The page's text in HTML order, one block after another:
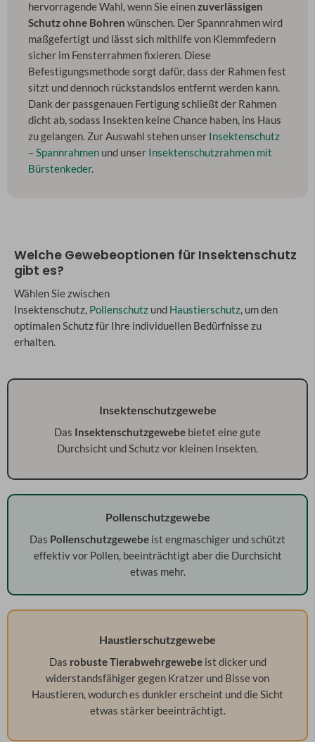
hervorragende Wahl, wenn Sie einenzuverlässigen
Schutz ohne Bohren wünschen. Der Spannrahmen wird
maßgefertigt und lässt sich mithilfe von Klemmfedern
sicher im Fensterrahmen fixieren. Diese
Befestigungsmethode sorgt dafür, dass der Rahmen fest
sitzt und dennoch rückstandslos entfernt werden kann.
Dank der passgenauen Fertigung schließt der Rahmen
dicht ab, sodass Insekten keine Chance haben, ins Haus
zu gelangen. Zur Auswahl stehen unser Insektenschutz
– Spannrahmen und unser Insektenschutzrahmen mit
Bürstenkeder.
Welche Gewebeoptionen für Insektenschutz
gibt es?
Wählen Sie zwischen
Insektenschutz, Pollenschutz und Haustierschutz, um den
optimalen Schutz für Ihre individuellen Bedürfnisse zu
erhalten.
Insektenschutzgewebe
Das Insektenschutzgewebe bietet eine gute
Durchsicht und Schutz vor kleinen Insekten.
Pollenschutzgewebe
Das Pollenschutzgewebe ist engmaschiger und schützt
effektiv vor Pollen, beeinträchtigt aber die Durchsicht
etwas mehr.
Haustierschutzgewebe
Das robuste Tierabwehrgewebe ist dicker und
widerstandsfähiger gegen Kratzer und Bisse von
Haustieren, wodurch es dunkler erscheint und die Sicht
etwas stärker beeinträchtigt.